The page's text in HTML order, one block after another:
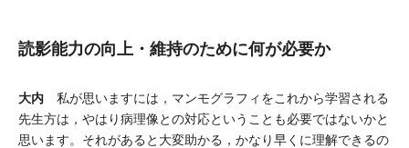
読影能力の向上・維持のために何が必要か
大内 私が思いますには，マンモグラフィをこれから学習される
先生方は，やはり病理像との対応ということも必要ではないかと
思います。それがあると大変助かる，かなり早くに理解できるの